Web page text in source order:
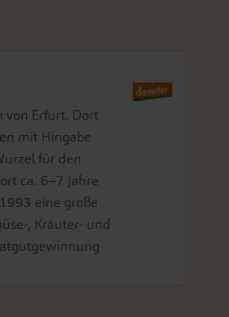
von Erfurt. Dort
mit Hingabe
für den
ca. 6–7 Jahre
eine große
, Kräuter- und